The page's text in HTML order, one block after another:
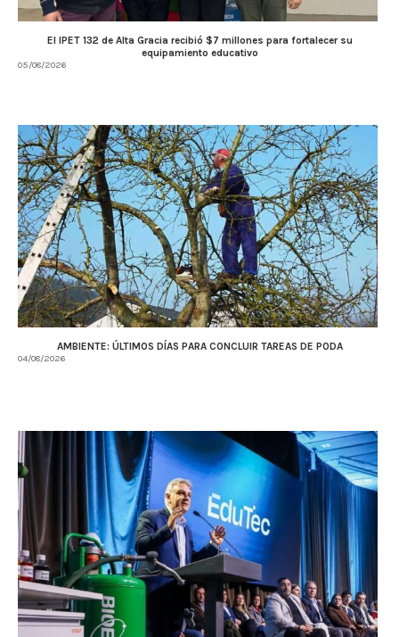
El IPET 132 de Alta Gracia recibió $7 millones para fortalecer su
equipamiento educativo
05/08/2026
AMBIENTE: ÚLTIMOS DÍAS PARA CONCLUIR TAREAS DE PODA
04/08/2026